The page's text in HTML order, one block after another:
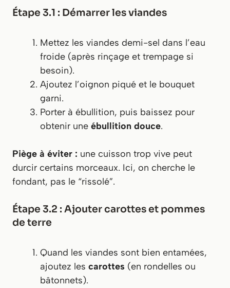
Étape 3.1 : Démarrer les viandes
Mettez les viandes demi-sel dans l’eau
froide (après rinçage et trempage si
besoin).
Ajoutez l’oignon piqué et le bouquet
garni.
Porter à ébullition, puis baissez pour
obtenir une ébullition douce.
Piège à éviter : une cuisson trop vive peut
durcir certains morceaux. Ici, on cherche le
fondant, pas le “rissolé”.
Étape 3.2 : Ajouter carottes et pommes
de terre
Quand les viandes sont bien entamées,
ajoutez les carottes (en rondelles ou
bâtonnets).